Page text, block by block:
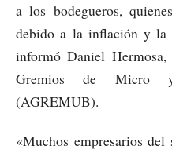
a los bodegueros,
debido a la inflación y la
informó Daniel
Gremios de Micro y
(AGREMUB).
«Muchos empresarios